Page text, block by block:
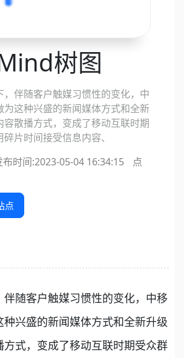
树图
，伴随客户触媒习惯性的变化，中
为这种兴盛的新闻媒体方式和全新
容散播方式，变成了移动互联时期
片时间接受信息内容、
布时间:2023-05-04 16:34:15
点
点
随客户触媒习惯性的变化，中移
种兴盛的新闻媒体方式和全新升级
方式，变成了移动互联时期受众群